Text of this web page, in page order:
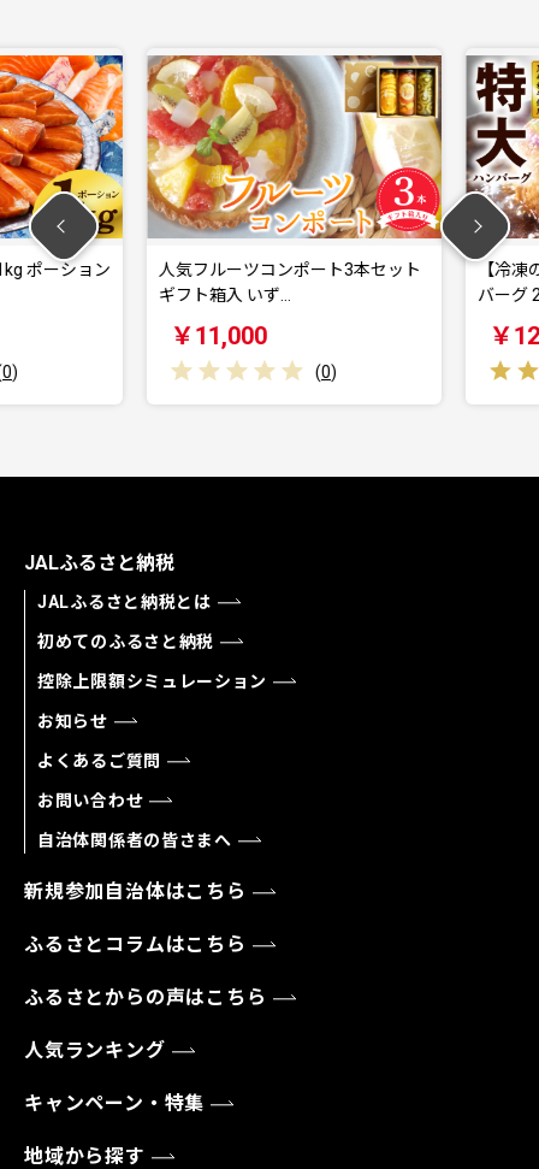
ーション
人気フルーツコンポート3本セット
ギフト箱入 いず…
￥11,000
(0
【冷凍の
バーグ
￥
JALふるさと納税
JALふるさと納税とは
初めてのふるさと納税
控除上限額シミュレーション
お知らせ
よくあるご質問
お問い合わせ
自治体関係者の皆さまへ
新規参加自治体はこちら
ふるさとコラムはこちら
ふるさとからの声はこちら
人気ランキング
キャンペーン・特集
地域から探す